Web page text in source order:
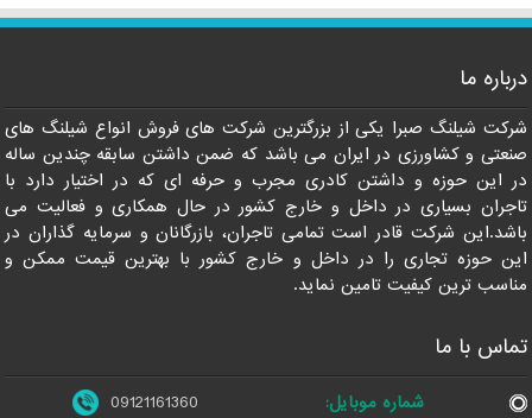
درباره ما
شرکت شیلنگ صبرا یکی از بزرگترین شرکت های فروش انواع شیلنگ های
صنعتی و کشاورزی در ایران می باشد که ضمن داشتن سابقه چندین ساله
در این حوزه و داشتن کادری مجرب و حرفه ای که در اختیار دارد با
تاجران بسیاری در داخل و خارج کشور در حال همکاری و فعالیت می
باشد.این شرکت قادر است تمامی تاجران، بازرگانان و سرمایه گذاران در
این حوزه تجاری را در داخل و خارج کشور با بهترین قیمت ممکن و
مناسب ترین کیفیت تامین نماید.
تماس با ما
شماره موبایل: 09121161360